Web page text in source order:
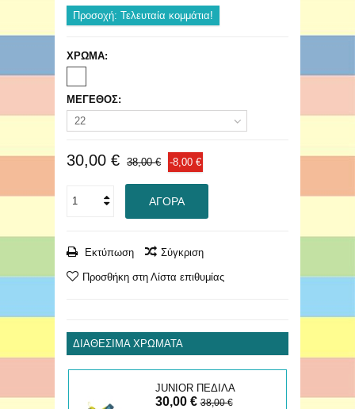
Προσοχή: Τελευταία κομμάτια!
ΧΡΩΜΑ:
ΜΕΓΕΘΟΣ:
22
30,00 € 38,00 € -8,00 €
ΑΓΟΡΆ
Εκτύπωση Σύγκριση
Προσθήκη στη Λίστα επιθυμίας
ΔΙΑΘΈΣΙΜΑ ΧΡΏΜΑΤΑ
JUNIOR ΠΕΔΙΛΑ
30,00 €38,00 €